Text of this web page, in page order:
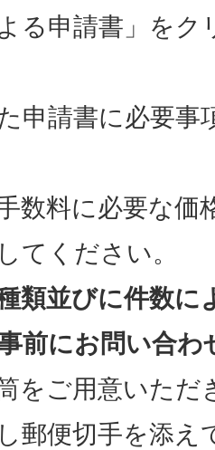
よる申請書」を
申請書に必要事
数料に必要な価
てください。
類並びに件数に
前にお問い合わ
をご用意いただ
郵便切手を添え